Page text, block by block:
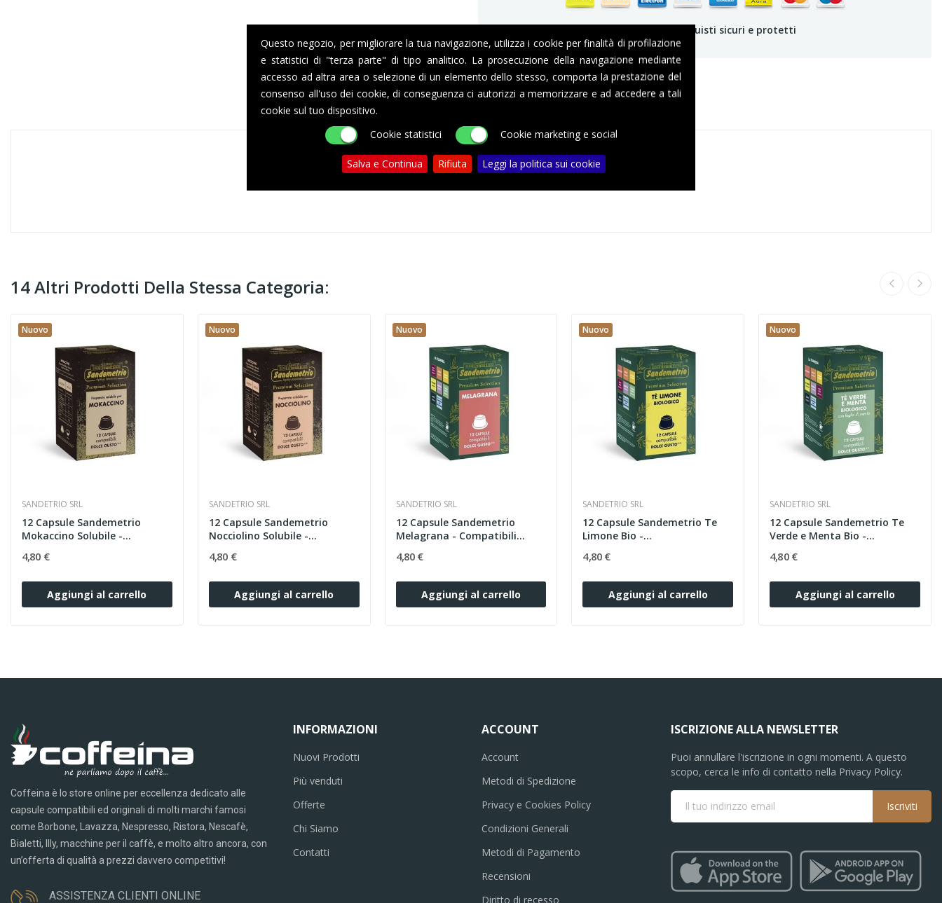
Garantiamo acquisti sicuri e protetti
DESCRIZIONE
14 Altri Prodotti Della Stessa Categoria:
Nuovo
SANDETRIO SRL
12 Capsule Sandemetrio
Mokaccino Solubile -...
4,80 €
Aggiungi al carrello
Nuovo
SANDETRIO SRL
12 Capsule Sandemetrio
Nocciolino Solubile -...
4,80 €
Aggiungi al carrello
Nuovo
SANDETRIO SRL
12 Capsule Sandemetrio
Melagrana - Compatibili...
4,80 €
Aggiungi al carrello
Nuovo
SANDETRIO SRL
12 Capsule Sandemetrio Te
Limone Bio -...
4,80 €
Aggiungi al carrello
Nuovo
SANDETRIO SRL
12 Capsule Sandemetrio Te
Verde e Menta Bio -...
4,80 €
Aggiungi al carrello
Coffeina è lo store online per eccellenza dedicato alle
capsule compatibili ed originali di molti marchi famosi
come Borbone, Lavazza, Nespresso, Ristora, Nescafè,
Bialetti, Illy, macchine per il caffè, e molto altro ancora, con
un’offerta di qualità a prezzi davvero competitivi!
ASSISTENZA CLIENTI ONLINE
INFORMAZIONI
Nuovi Prodotti
Più venduti
Offerte
Chi Siamo
Contatti
ACCOUNT
Account
Metodi di Spedizione
Privacy e Cookies Policy
Condizioni Generali
Metodi di Pagamento
Recensioni
Diritto di recesso
ISCRIZIONE ALLA NEWSLETTER
Puoi annullare l'iscrizione in ogni momenti. A questo
scopo, cerca le info di contatto nella Privacy Policy.
Iscriviti
Questo negozio, per migliorare la tua navigazione, utilizza i cookie per finalità di profilazione
e statistici di "terza parte" di tipo analitico. La prosecuzione della navigazione mediante
accesso ad altra area o selezione di un elemento dello stesso, comporta la prestazione del
consenso all'uso dei cookie, di conseguenza ci autorizzi a memorizzare e ad accedere a tali
cookie sul tuo dispositivo.
Cookie statistici
Cookie marketing e social
Salva e Continua Rifiuta Leggi la politica sui cookie